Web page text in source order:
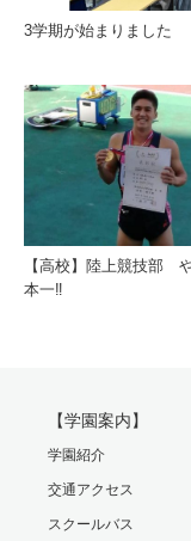
3学期が始まりました
【高校】陸上競技部
本一‼️
【学園案内】
学園紹介
交通アクセス
スクールバス